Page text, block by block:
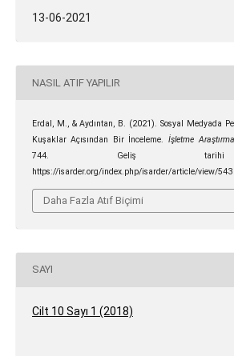
13-06-2021
NASIL ATIF YAPILIR
Erdal, M., & Aydıntan, B. (2021). Sosyal Medyada
Kuşaklar Açısından Bir İnceleme. İşletme
744. Geliş tarihi
https://isarder.org/index.php/isarder/article/view/543
Daha Fazla Atıf Biçimi
SAYI
Cilt 10 Sayı 1 (2018)